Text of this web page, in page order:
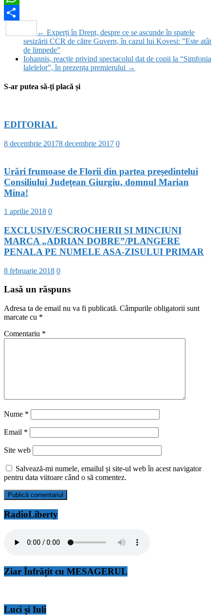
WhatsApp
Partajează
← Experți în Drept, despre ce se ascunde în spatele
sesizării CCR de către Guvern, în cazul lui Kovesi: ”Este atât
de limpede”
Iohannis, reacție privind spectacolul dat de copii la “Simfonia
lalelelor”, în prezența premierului →
S-ar putea să-ți placă și
EDITORIAL
8 decembrie 20178 decembrie 2017 0
Urări frumoase de Florii din partea preşedintelui
Consiliului Judeţean Giurgiu, domnul Marian
Mina!
1 aprilie 2018 0
EXCLUSIV/ESCROCHERII SI MINCIUNI
MARCA „ADRIAN DOBRE”/PLANGERE
PENALA PE NUMELE ASA-ZISULUI PRIMAR
8 februarie 2018 0
Lasă un răspuns
Adresa ta de email nu va fi publicată. Câmpurile obligatorii sunt
marcate cu *
Comentariu *
Nume *
Email *
Site web
Salvează-mi numele, emailul și site-ul web în acest navigator
pentru data viitoare când o să comentez.
RadioLiberty
Ziar Înfrățit cu MESAGERUL
Luci și Iuli